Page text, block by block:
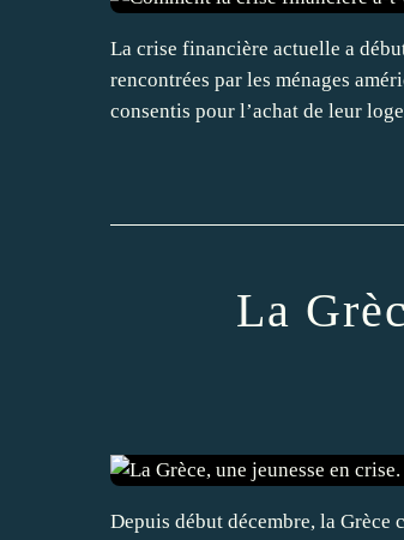
La crise financière actuelle a
rencontrées par les ménages
consentis pour l’achat de leur
La
Depuis début décembre, la Grèce